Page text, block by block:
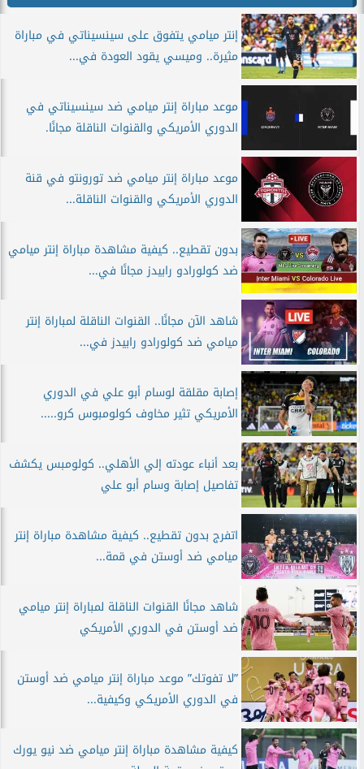
إنتر ميامي يتفوق على سينسيناتي في مباراة
مثيرة.. وميسي يقود العودة في...
موعد مباراة إنتر ميامي ضد سينسيناتي في
الدوري الأمريكي والقنوات الناقلة مجانًا.
موعد مباراة إنتر ميامي ضد تورونتو في قنة
الدوري الأمريكي والقنوات الناقلة...
بدون تقطيع.. كيفية مشاهدة مباراة إنتر ميامي
ضد كولورادو رابيدز مجانًا في...
شاهد الآن مجانًا.. القنوات الناقلة لمباراة إنتر
ميامي ضد كولورادو رابيدز في...
إصابة مقلقة لوسام أبو علي في الدوري
الأمريكي تثير مخاوف كولومبوس كرو.....
بعد أنباء عودته إلي الأهلي.. كولومبس يكشف
تفاصيل إصابة وسام أبو علي
اتفرج بدون تقطيع.. كيفية مشاهدة مباراة إنتر
ميامي ضد أوستن في قمة...
شاهد مجانًا القنوات الناقلة لمباراة إنتر ميامي
ضد أوستن في الدوري الأمريكي
”لا تفوتك” موعد مباراة إنتر ميامي ضد أوستن
في الدوري الأمريكي وكيفية...
كيفية مشاهدة مباراة إنتر ميامي ضد نيو يورك